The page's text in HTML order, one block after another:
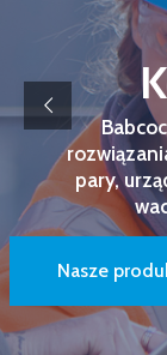
pary,
Nasze